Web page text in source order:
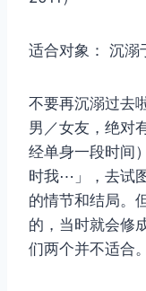
适合对象： 沉溺
不要再沉溺过去
男／女友，绝对
经单身一段时间
时我⋯」，去试
的情节和结局。
的，当时就会修
们两个并不适合。